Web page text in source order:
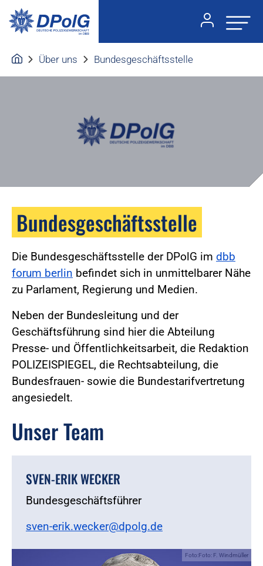
Über uns Bundesgeschäftsstelle
Bundesgeschäftsstelle
Die Bundesgeschäftsstelle der DPolG im dbb
forum berlin befindet sich in unmittelbarer Nähe
zu Parlament, Regierung und Medien.
Neben der Bundesleitung und der
Geschäftsführung sind hier die Abteilung
Presse- und Öffentlichkeitsarbeit, die Redaktion
POLIZEISPIEGEL, die Rechtsabteilung, die
Bundesfrauen- sowie die Bundestarifvertretung
angesiedelt.
Unser Team
SVEN-ERIK WECKER
Bundesgeschäftsführer
sven-erik.wecker@dpolg.de
Foto:Foto: F. Windmüller